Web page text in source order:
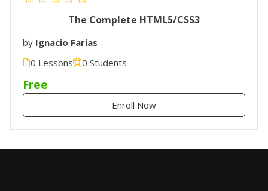
The Complete HTML5/CSS3
by Ignacio Farias
0 Lessons
0 Students
Free
Enroll Now